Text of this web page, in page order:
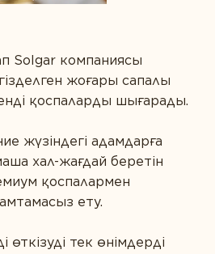
жасау
есте сақтау
қорғау
Solgar компаниясы
жоғары сапалы
қоспаларды шығарады.
жүзіндегі адамдарға
хал-жағдай беретін
қоспалармен
ету.
өткізуді тек өнімдерді